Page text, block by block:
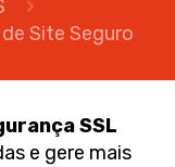
Site Seguro
SSL
e gere mais